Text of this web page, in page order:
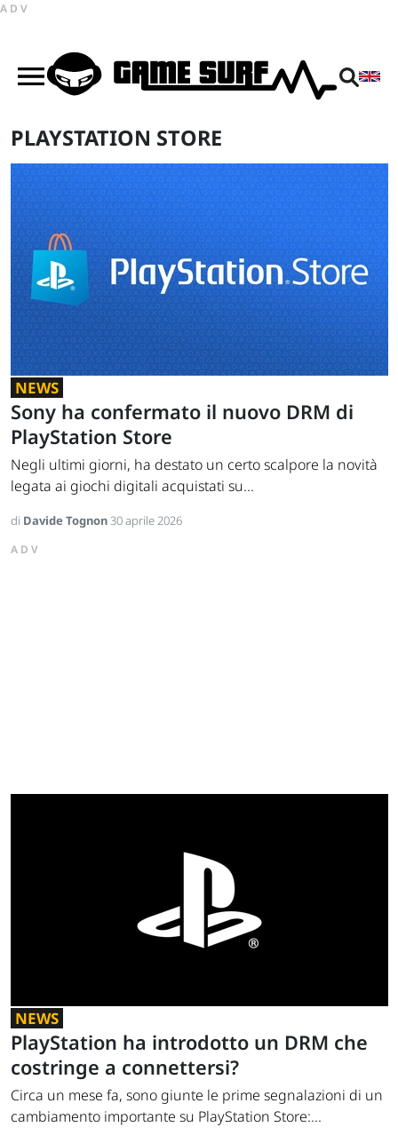
ADV
PLAYSTATION STORE
NEWS
Sony ha confermato il nuovo DRM di
PlayStation Store
Negli ultimi giorni, ha destato un certo scalpore la novità
legata ai giochi digitali acquistati su...
di Davide Tognon30 aprile 2026
ADV
NEWS
PlayStation ha introdotto un DRM che
costringe a connettersi?
Circa un mese fa, sono giunte le prime segnalazioni di un
cambiamento importante su PlayStation Store:...